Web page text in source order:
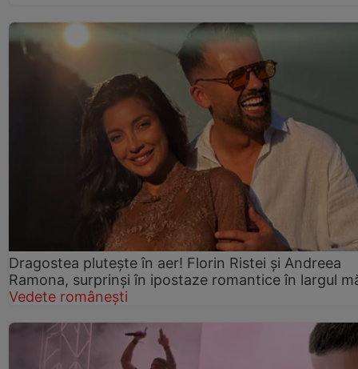
Dragostea plutește în aer! Florin Ristei și Andreea
Ramona, surprinși în ipostaze romantice în largul
Vedete românești